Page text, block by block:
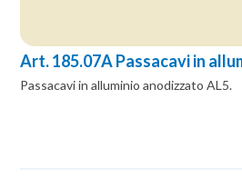
Art. 185.07A Passacavi in
Passacavi in alluminio anodizzato AL5.